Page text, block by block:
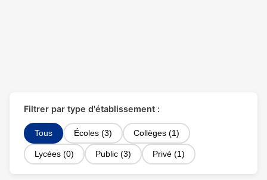
Filtrer par type d'établissement :
Tous Écoles (3) Collèges (1)
Lycées (0) Public (3) Privé (1)